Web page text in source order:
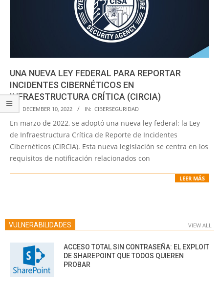
UNA NUEVA LEY FEDERAL PARA REPORTAR
INCIDENTES CIBERNÉTICOS EN
INFRAESTRUCTURA CRÍTICA (CIRCIA)
2022-
12-
10
ON: DECEMBER 10, 2022 IN: CIBERSEGURIDAD
En marzo de 2022, se adoptó una nueva ley federal: la Ley
de Infraestructura Crítica de Reporte de Incidentes
Cibernéticos (CIRCIA). Esta nueva legislación se centra en los
requisitos de notificación relacionados con
LEER MÁS
VULNERABILIDADES VIEW ALL
ACCESO TOTAL SIN CONTRASEÑA: EL EXPLOIT
DE SHAREPOINT QUE TODOS QUIEREN
PROBAR